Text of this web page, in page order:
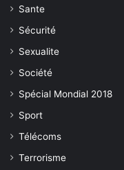
Sante
Sécurité
Sexualite
Société
Spécial Mondial 2018
Sport
Télécoms
Terrorisme